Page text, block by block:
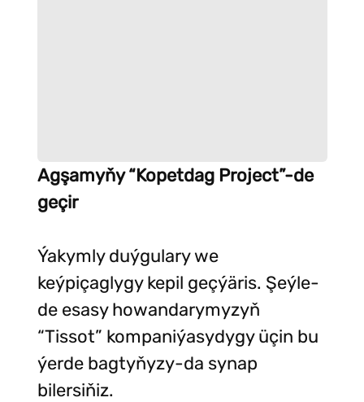
Agşamyňy “Kopetdag Project”-de
geçir
Ýakymly duýgulary we
keýpiçaglygy kepil geçýäris. Şeýle-
de esasy howandarymyzyň
“Tissot” kompaniýasydygy üçin bu
ýerde bagtyňyzy-da synap
bilersiňiz.